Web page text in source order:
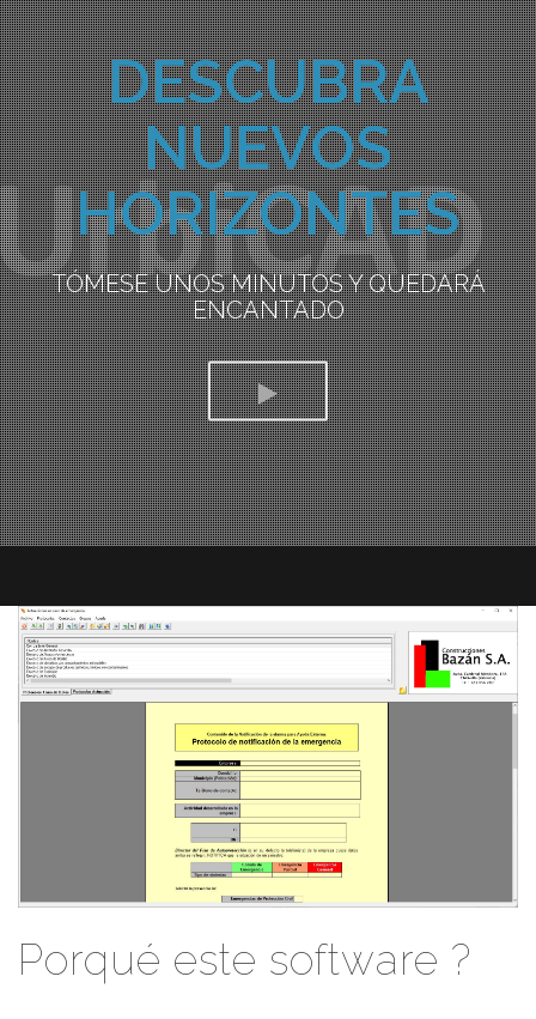
DESCUBRA
NUEVOS
HORIZONTES
TÓMESE UNOS MINUTOS Y QUEDARÁ
ENCANTADO
Porqué este software ?